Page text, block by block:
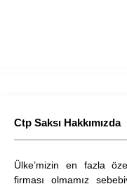
Ctp Saksı Hakkımızda
Ülke’mizin en fazla
firması olmamız